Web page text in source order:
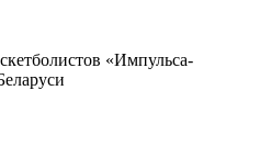
«Импульса-